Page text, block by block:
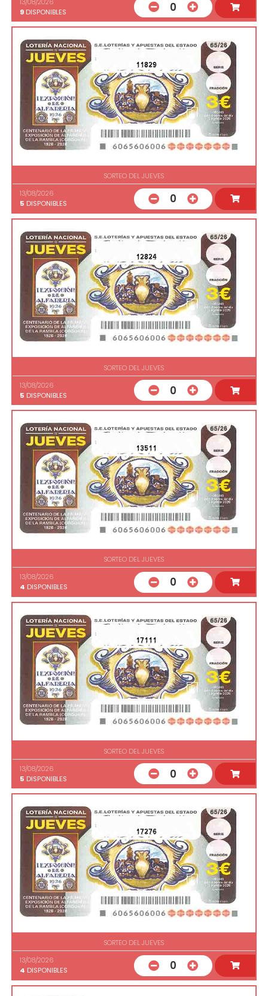
9 DISPONIBLES 0
11829
SORTEO DEL JUEVES
13/08/2026
5 DISPONIBLES 0
12824
SORTEO DEL JUEVES
13/08/2026
5 DISPONIBLES 0
13511
SORTEO DEL JUEVES
13/08/2026
4 DISPONIBLES 0
17111
SORTEO DEL JUEVES
13/08/2026
5 DISPONIBLES 0
17276
SORTEO DEL JUEVES
13/08/2026
4 DISPONIBLES 0